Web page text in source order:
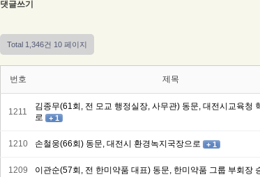
댓글쓰기
Total 1,346건 10 페이지
번호 제목
1211
김종무(61회, 전 모교 행정실장, 사무관) 동문, 대전시교육청
로
+ 1
1210 손철웅(66회) 동문, 대전시 환경녹지국장으로 + 1
1209 이관순(57회, 전 한미약품 대표) 동문, 한미약품 그룹 부회장